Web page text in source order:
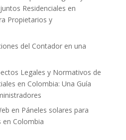
Residenciales en
Propietarios y
del Contador en una
Legales y Normativos de
en Colombia: Una Guía
en Páneles solares para
en Colombia